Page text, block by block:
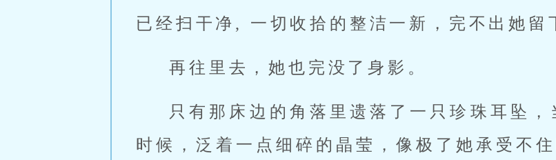
已经扫干净, 一切收拾的整洁一新，完不出她留
再往里去，她也完没了身影。
只有那床边的角落里遗落了一只珍珠耳坠
时候，泛着一点细碎的晶莹，像极了她承受不